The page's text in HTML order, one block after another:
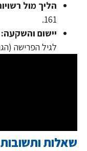
הליך מול
161.
יישום והשקעה:
לגיל הפרישה
שאלות